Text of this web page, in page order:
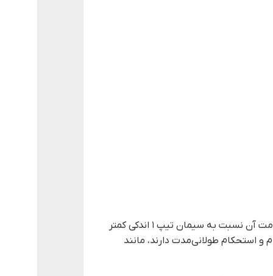
است. در حالی که ممکن است در روزهای ابتدایی مقاومت آن نسبت به سیمان تیپ ۱ اندکی کمتر
و استحکام طولانی‌مدت دارند، مانند